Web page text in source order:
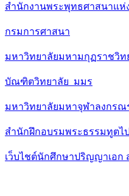
สำนักงานพระพุทธศาสนาแห่
กรมการศาสนา
มหาวิทยาลัยมหามกุฏราชวิท
บัณฑิตวิทยาลัย มมร
มหาวิทยาลัยมหาจุฬาลงกรณ
สำนักฝึกอบรมพระธรรมทูตไ
เว็บไชต์นักศึกษาปริญญาเอ